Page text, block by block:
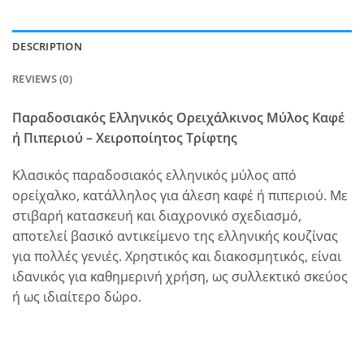
DESCRIPTION
REVIEWS (0)
Παραδοσιακός Ελληνικός Ορειχάλκινος Μύλος Καφέ
ή Πιπεριού – Χειροποίητος Τρίφτης
Κλασικός παραδοσιακός ελληνικός μύλος από
ορείχαλκο, κατάλληλος για άλεση καφέ ή πιπεριού. Με
στιβαρή κατασκευή και διαχρονικό σχεδιασμό,
αποτελεί βασικό αντικείμενο της ελληνικής κουζίνας
για πολλές γενιές. Χρηστικός και διακοσμητικός, είναι
ιδανικός για καθημερινή χρήση, ως συλλεκτικό σκεύος
ή ως ιδιαίτερο δώρο.